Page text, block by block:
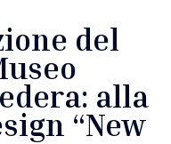
del
alla
“New